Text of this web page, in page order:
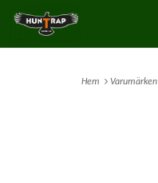
Hem Varumärken